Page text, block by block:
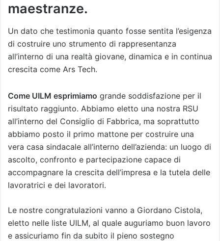
maestranze.
Un dato che testimonia quanto fosse sentita l’esigenza
di costruire uno strumento di rappresentanza
all’interno di una realtà giovane, dinamica e in continua
crescita come Ars Tech.
Come UILM esprimiamo grande soddisfazione per il
risultato raggiunto. Abbiamo eletto una nostra RSU
all’interno del Consiglio di Fabbrica, ma soprattutto
abbiamo posto il primo mattone per costruire una
vera casa sindacale all’interno dell’azienda: un luogo di
ascolto, confronto e partecipazione capace di
accompagnare la crescita dell’impresa e la tutela delle
lavoratrici e dei lavoratori.
Le nostre congratulazioni vanno a Giordano Cistola,
eletto nelle liste UILM, al quale auguriamo buon lavoro
e assicuriamo fin da subito il pieno sostegno